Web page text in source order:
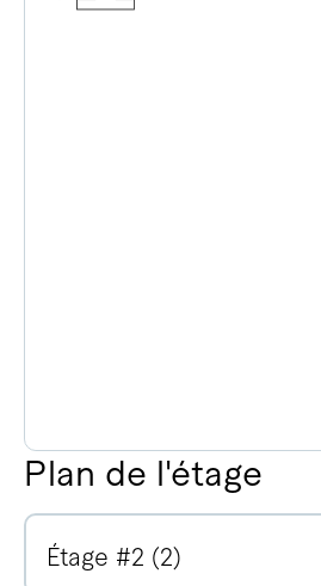
Plan de l'étage
Étage #2 (2)